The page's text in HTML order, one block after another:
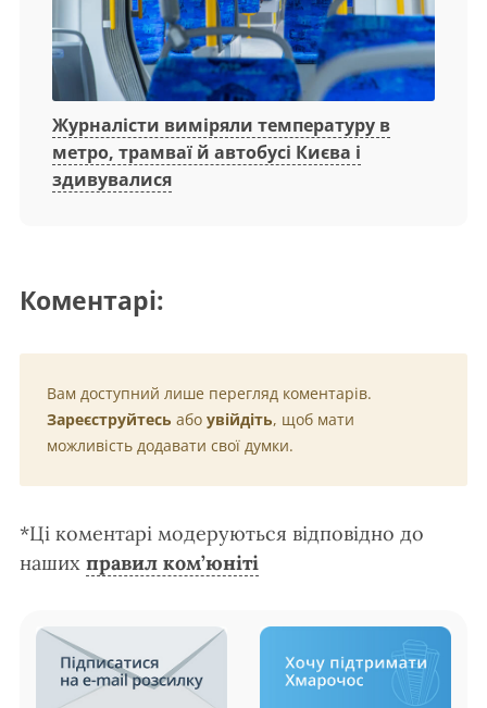
Журналісти виміряли температуру в
метро, трамваї й автобусі Києва і
здивувалися
Коментарі:
Вам доступний лише перегляд коментарів.
Зареєструйтесь або увійдіть, щоб мати
можливість додавати свої думки.
*Ці коментарі модеруються відповідно до
наших правил ком’юніті